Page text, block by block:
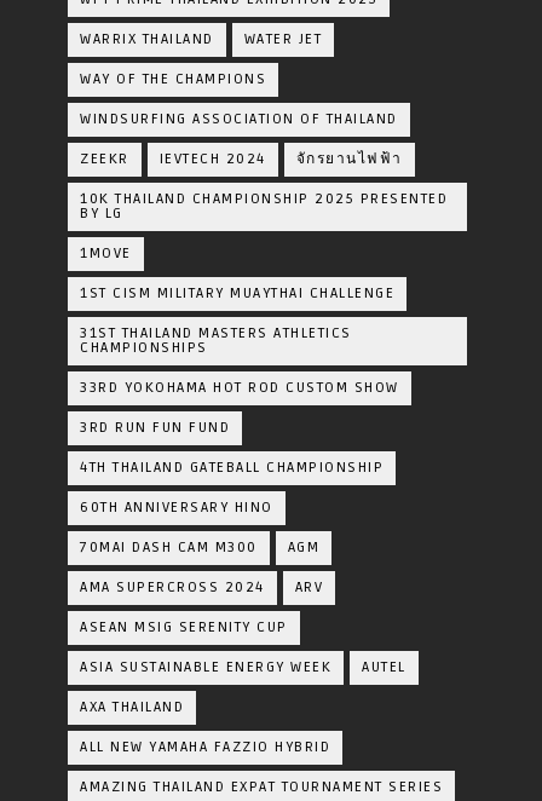
WARRIX THAILAND WATER JET
WAY OF THE CHAMPIONS
WINDSURFING ASSOCIATION OF THAILAND
ZEEKR IEVTECH 2024 จักรยานไฟฟ้า
10K THAILAND CHAMPIONSHIP 2025 PRESENTED
BY LG
1MOVE
1ST CISM MILITARY MUAYTHAI CHALLENGE
31ST THAILAND MASTERS ATHLETICS
CHAMPIONSHIPS
33RD YOKOHAMA HOT ROD CUSTOM SHOW
3RD RUN FUN FUND
4TH THAILAND GATEBALL CHAMPIONSHIP
60TH ANNIVERSARY HINO
70MAI DASH CAM M300 AGM
AMA SUPERCROSS 2024 ARV
ASEAN MSIG SERENITY CUP
ASIA SUSTAINABLE ENERGY WEEK AUTEL
AXA THAILAND
ALL NEW YAMAHA FAZZIO HYBRID
AMAZING THAILAND EXPAT TOURNAMENT SERIES